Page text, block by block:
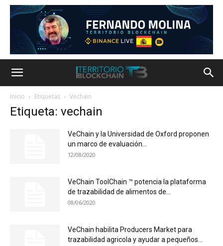
Inicio Etiquetas Vechain
Etiqueta: vechain
VeChain y la Universidad de Oxford proponen
un marco de evaluación...
12/08/2020
VeChain ToolChain ™ potencia la plataforma
de trazabilidad de alimentos de...
08/06/2020
VeChain habilita Producers Market para
trazabilidad agricola y ayudar a pequeños...